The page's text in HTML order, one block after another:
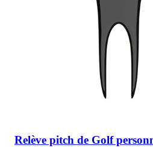
Relève pitch de Golf